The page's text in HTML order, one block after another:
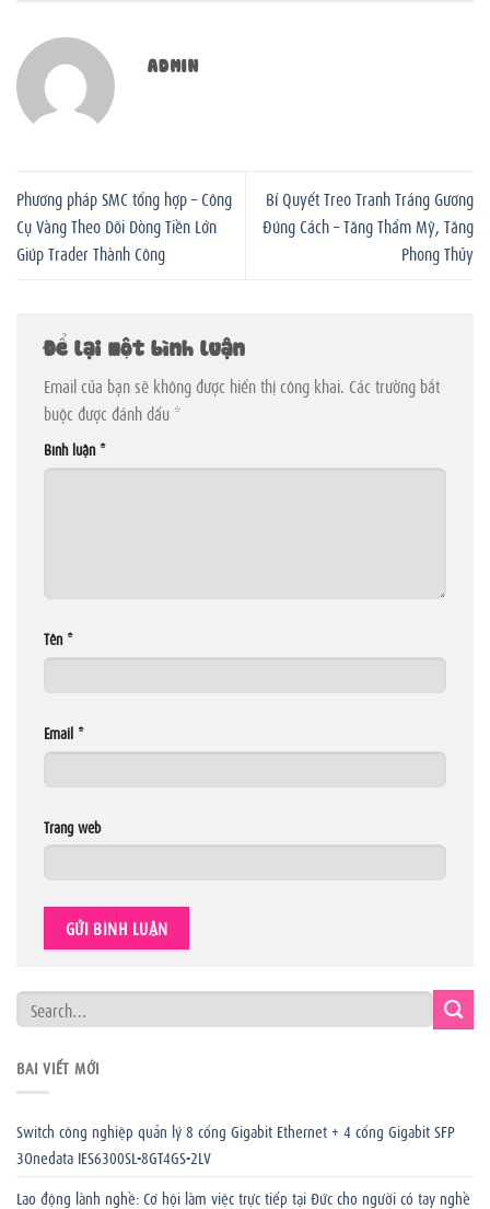
ADMIN
Phương pháp SMC tổng hợp – Công
Cụ Vàng Theo Dõi Dòng Tiền Lớn
Giúp Trader Thành Công
Bí Quyết Treo Tranh Tráng Gương
Đúng Cách – Tăng Thẩm Mỹ, Tăng
Phong Thủy
Để lại một bình luận
Email của bạn sẽ không được hiển thị công khai. Các trường bắt
buộc được đánh dấu *
Bình luận *
Tên *
Email *
Trang web
BÀI VIẾT MỚI
Switch công nghiệp quản lý 8 cổng Gigabit Ethernet + 4 cổng Gigabit SFP
3Onedata IES6300SL-8GT4GS-2LV
Lao động lành nghề: Cơ hội làm việc trực tiếp tại Đức cho người có tay nghề